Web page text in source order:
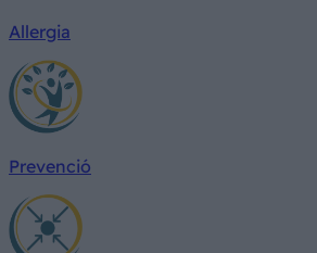
Allergia
Prevenció